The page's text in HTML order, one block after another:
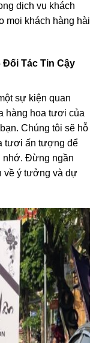
dịch vụ khách
mọi khách hàng hài
Đối Tác Tin Cậy
sự kiện quan
hàng hoa tươi của
Chúng tôi sẽ hỗ
tươi ấn tượng để
nhớ. Đừng ngần
về ý tưởng và dự